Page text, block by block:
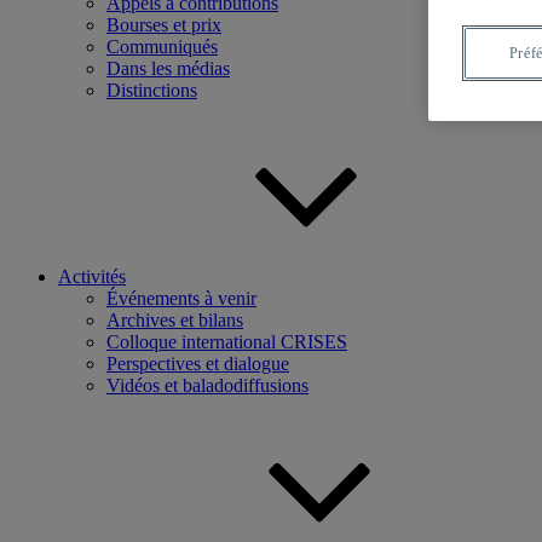
Bourses et prix
Communiqués
Dans les médias
Distinctions
Activités
Événements à venir
Archives et bilans
Colloque international CRISES
Perspectives et dialogue
Vidéos et baladodiffusions